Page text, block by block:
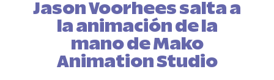
Jason Voorhees salta a
la animación de la
mano de Mako
Animation Studio